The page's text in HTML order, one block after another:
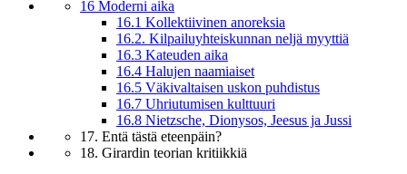
16 Moderni aika
16.1 Kollektiivinen anoreksia
16.2. Kilpailuyhteiskunnan neljä myyttiä
16.3 Kateuden aika
16.4 Halujen naamiaiset
16.5 Väkivaltaisen uskon puhdistus
16.7 Uhriutumisen kulttuuri
16.8 Nietzsche, Dionysos, Jeesus ja Jussi
17. Entä tästä eteenpäin?
18. Girardin teorian kritiikkiä